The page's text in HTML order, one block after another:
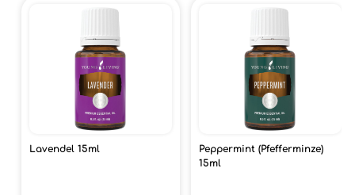
Lavendel 15ml
Peppermint (Pfefferminze)
15ml